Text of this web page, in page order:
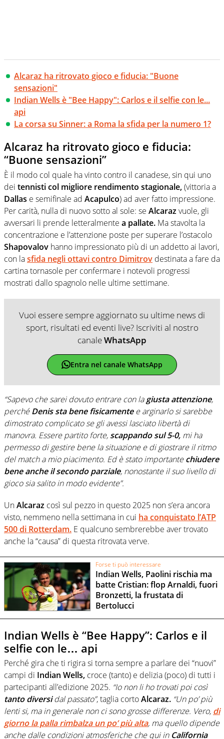
Alcaraz ha ritrovato gioco e fiducia: "Buone
sensazioni"
Indian Wells è "Bee Happy": Carlos e il selfie con le...
api
La corsa su Sinner: a Roma la sfida per la numero 1?
Alcaraz ha ritrovato gioco e fiducia:
“Buone sensazioni”
È il modo col quale ha vinto contro il canadese, sin qui uno
dei tennisti col migliore rendimento stagionale,(vittoria a
Dallas e semifinale ad Acapulco) ad aver fatto impressione.
Per carità, nulla di nuovo sotto al sole: se Alcarazvuole, gli
avversari li prende letteralmente a pallate. Ma stavolta la
concentrazione e l’attenzione poste per superare l’ostacolo
Shapovalov hanno impressionato più di un addetto ai lavori,
con lasfida negli ottavi contro Dimitrov destinata a fare da
cartina tornasole per confermare i notevoli progressi
mostrati dallo spagnolo nelle ultime settimane.
Vuoi essere sempre aggiornato su ultime news di
sport, risultati ed eventi live? Iscriviti al nostro
canaleWhatsApp
Entra nel canale WhatsApp
“Sapevo che sarei dovuto entrare con lagiusta attenzione,
perchéDenis sta bene fisicamentee arginarlo si sarebbe
dimostrato complicato se gli avessi lasciato libertà di
manovra. Essere partito forte, scappando sul 5-0, mi ha
permesso di gestire bene la situazione e di giostrare il ritmo
del match a mio piacimento. Ed è stato importantechiudere
bene anche il secondo parziale, nonostante il suo livello di
gioco sia salito in modo evidente”.
UnAlcaraz così sul pezzo in questo 2025 non s’era ancora
visto, nemmeno nella settimana in cui ha conquistato l’ATP
500 di Rotterdam. E qualcuno sembrerebbe aver trovato
anche la “causa” di questa ritrovata verve.
Forse ti può interessare
Indian Wells, Paolini rischia ma
batte Cristian: flop Arnaldi, fuori
Bronzetti, la frustata di
Bertolucci
Indian Wells è “Bee Happy”: Carlos e il
selfie con le… api
Perché gira che ti rigira si torna sempre a parlare dei “nuovi”
campi di Indian Wells, croce (tanto) e delizia (poco) di tutti i
partecipanti all’edizione 2025. “Io non li ho trovati poi così
tanto diversidal passato”, taglia cortoAlcaraz. “Un po’ più
lenti si, ma in generale non ci sono grosse differenze. Vero, di
giorno la palla rimbalza un po’ più alta, ma quello dipende
anche dalle condizioni atmosferiche che qui in California